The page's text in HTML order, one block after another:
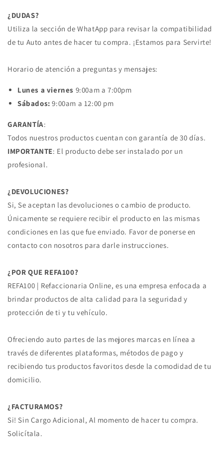
¿DUDAS?
Utiliza la sección de WhatApp para revisar la compatibilidad
de tu Auto antes de hacer tu compra. ¡Estamos para Servirte!
Horario de atención a preguntas y mensajes:
Lunes a viernes 9:00am a 7:00pm
Sábados: 9:00am a 12:00 pm
GARANTÍA:
Todos nuestros productos cuentan con garantía de 30 días.
IMPORTANTE: El producto debe ser instalado por un
profesional.
¿DEVOLUCIONES?
Si, Se aceptan las devoluciones o cambio de producto.
Únicamente se requiere recibir el producto en las mismas
condiciones en las que fue enviado. Favor de ponerse en
contacto con nosotros para darle instrucciones.
¿POR QUE REFA100?
REFA100 | Refaccionaria Online, es una empresa enfocada a
brindar productos de alta calidad para la seguridad y
protección de ti y tu vehículo.
Ofreciendo auto partes de las mejores marcas en línea a
través de diferentes plataformas, métodos de pago y
recibiendo tus productos favoritos desde la comodidad de tu
domicilio.
¿FACTURAMOS?
Si! Sin Cargo Adicional, Al momento de hacer tu compra.
Solicítala.